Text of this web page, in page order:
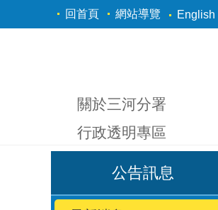
跳到主要內容區塊
回首頁 網站導覽 English
關於三河分署
行政透明專區
公告訊息